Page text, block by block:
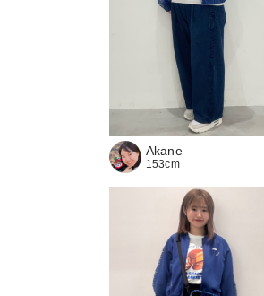
Akane
153cm